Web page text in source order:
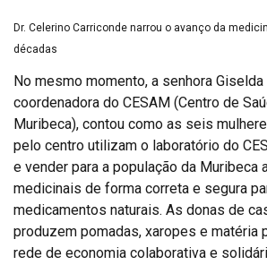
Dr. Celerino Carriconde narrou o avanço da
décadas
No mesmo momento, a senhora Giselda
coordenadora do CESAM (Centro de
Muribeca), contou como as seis
pelo centro utilizam o laboratório do
e vender para a população da Muribeca
medicinais de forma correta e segura
medicamentos naturais. As donas de
produzem pomadas, xaropes e matéria
rede de economia colaborativa e